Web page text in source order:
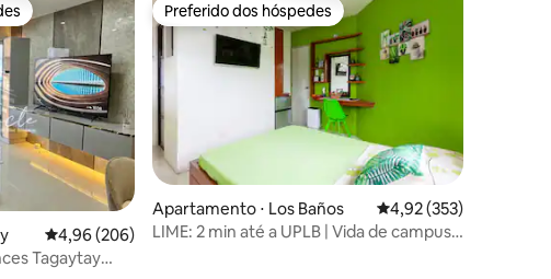
avaliações
dos hóspedes
4,96 de uma avaliação média de 5, 206 avaliações
4,96 (206)
Tagaytay
Preferido dos hóspedes
Preferido dos hóspedes
Apartamento ⋅ Los Baños 4,92 de uma avaliação
4,92 (353)
LIME: 2 min até a UPLB | Vida de campus